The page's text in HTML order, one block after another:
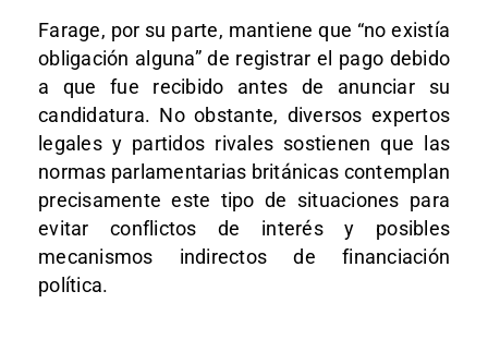
Farage, por su parte, mantiene que “no existía
obligación alguna” de registrar el pago debido
a que fue recibido antes de anunciar su
candidatura. No obstante, diversos expertos
legales y partidos rivales sostienen que las
normas parlamentarias británicas contemplan
precisamente este tipo de situaciones para
evitar conflictos de interés y posibles
mecanismos indirectos de financiación
política.